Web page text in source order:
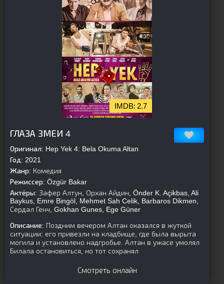
2.7
ГЛАЗА ЗМЕИ 4
Оригинал: Hep Yek 4: Bela Okuma Altan
Год: 2021
Жанр: Комедия
Режиссер: Özgür Bakar
Актёры: Зафер Алтун, Орхан Айдин, Önder K. Açikbas, Ali
Baykus, Emre Bingöl, Mehmet Sah Celik, Barbaros Dikmen,
Сердал Генч, Gokhan Gunes, Ege Güner
Описание: Поздним вечером Алтан оказался в жуткой
ситуации: его привезли на кладбище, где была вырыта
могила и установлено надгробье. Алтан в ужасе умолял
Билала остановиться, но тот сохранял
Смотреть онлайн